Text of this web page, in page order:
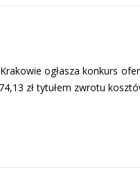
ogłasza konkurs
zł tytułem zwrotu